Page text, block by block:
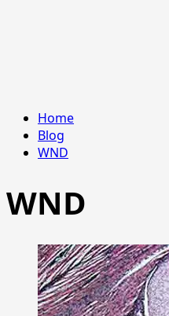
Home
Blog
WND
WND